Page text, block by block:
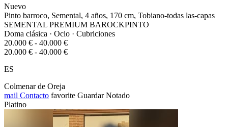
Nuevo
Pinto barroco, Semental, 4 años, 170 cm, Tobiano-todas las-capas
SEMENTAL PREMIUM BAROCKPINTO
Doma clásica · Ocio · Cubriciones
20.000 € - 40.000 €
20.000 € - 40.000 €
ES
Colmenar de Oreja
mail Contacto favorite Guardar Notado
Platino